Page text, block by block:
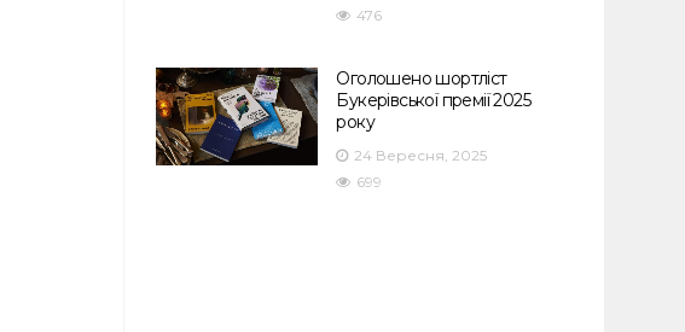
476
Оголошено шортліст
Букерівської премії 2025
року
24 Вересня, 2025
699